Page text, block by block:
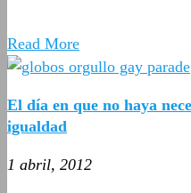
Read More
El día en que no haya
igualdad
1 abril, 2012